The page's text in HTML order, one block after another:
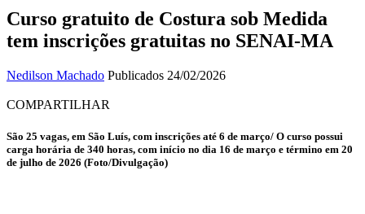
Curso gratuito de Costura sob Medida
tem inscrições gratuitas no SENAI-MA
Nedilson Machado Publicados 24/02/2026
COMPARTILHAR
São 25 vagas, em São Luís, com inscrições até 6 de março/ O curso possui
carga horária de 340 horas, com início no dia 16 de março e término em 20
de julho de 2026 (Foto/Divulgação)